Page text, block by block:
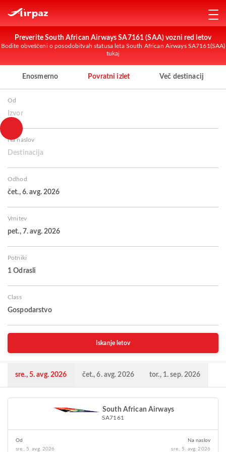
Preverite South African Airways SA7161 (SAA) vozni red letov
Bodite obveščeni o posodobitvah statusa leta South African Airways SA7161(SAA)
tukaj
Enosmerno Povratni izlet Več destinacij
Od
Izvor
Na naslov
Destinacija
Odhod
čet., 6. avg. 2026
Vrnitev
pet., 7. avg. 2026
Potniki
1 Odrasli
Class
Gospodarstvo
Iskanje letov
sre., 5. avg. 2026 čet., 6. avg. 2026 tor., 1. sep. 2026
South African Airways
SA7161
Od
sre., 5. avg. 2026
Na naslov
sre., 5. avg. 2026